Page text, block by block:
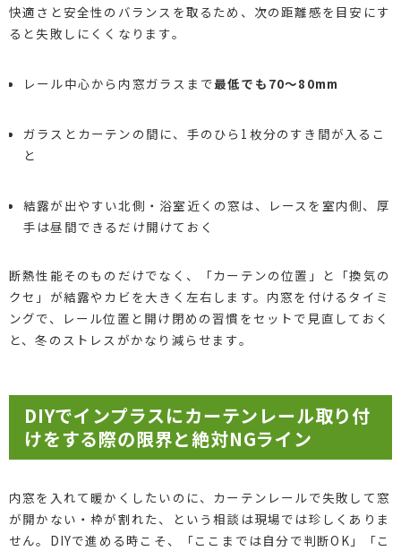
快適さと安全性のバランスを取るため、次の距離感を目安にす
ると失敗しにくくなります。
レール中心から内窓ガラスまで最低でも70～80mm
ガラスとカーテンの間に、手のひら1枚分のすき間が入るこ
と
結露が出やすい北側・浴室近くの窓は、レースを室内側、厚
手は昼間できるだけ開けておく
断熱性能そのものだけでなく、「カーテンの位置」と「換気の
クセ」が結露やカビを大きく左右します。内窓を付けるタイミ
ングで、レール位置と開け閉めの習慣をセットで見直しておく
と、冬のストレスがかなり減らせます。
DIYでインプラスにカーテンレール取り付
けをする際の限界と絶対NGライン
内窓を入れて暖かくしたいのに、カーテンレールで失敗して窓
が開かない・枠が割れた、という相談は現場では珍しくありま
せん。DIYで進める時こそ、「ここまでは自分で判断OK」「こ